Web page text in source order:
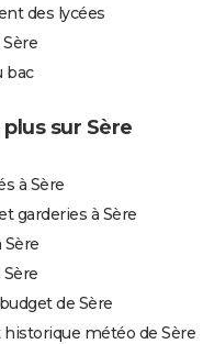
des lycées
bac
plus sur Sère
à Sère
garderies à Sère
Sère
de Sère
météo de Sère